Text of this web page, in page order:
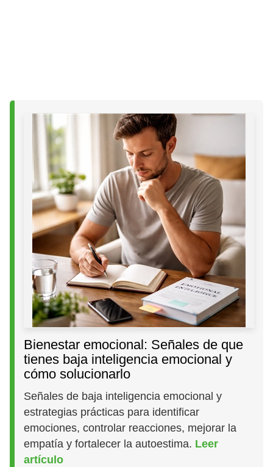
Bienestar emocional: Señales de que
tienes baja inteligencia emocional y
cómo solucionarlo
Señales de baja inteligencia emocional y
estrategias prácticas para identificar
emociones, controlar reacciones, mejorar la
empatía y fortalecer la autoestima. Leer
artículo